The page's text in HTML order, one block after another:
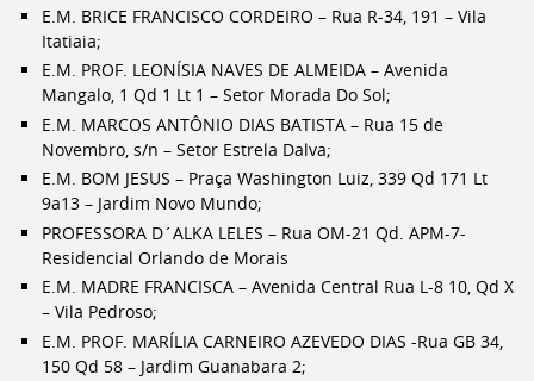
E.M. BRICE FRANCISCO CORDEIRO – Rua R-34, 191 – Vila
Itatiaia;
E.M. PROF. LEONÍSIA NAVES DE ALMEIDA – Avenida
Mangalo, 1 Qd 1 Lt 1 – Setor Morada Do Sol;
E.M. MARCOS ANTÔNIO DIAS BATISTA – Rua 15 de
Novembro, s/n – Setor Estrela Dalva;
E.M. BOM JESUS – Praça Washington Luiz, 339 Qd 171 Lt
9a13 – Jardim Novo Mundo;
PROFESSORA D´ALKA LELES – Rua OM-21 Qd. APM-7-
Residencial Orlando de Morais
E.M. MADRE FRANCISCA – Avenida Central Rua L-8 10, Qd X
– Vila Pedroso;
E.M. PROF. MARÍLIA CARNEIRO AZEVEDO DIAS -Rua GB 34,
150 Qd 58 – Jardim Guanabara 2;